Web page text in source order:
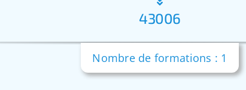
43006
Nombre de formations : 1